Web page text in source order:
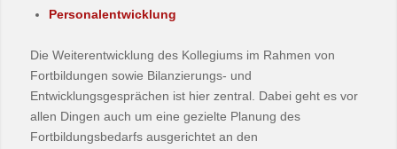
Personalentwicklung
Die Weiterentwicklung des Kollegiums im Rahmen von
Fortbildungen sowie Bilanzierungs- und
Entwicklungsgesprächen ist hier zentral. Dabei geht es vor
allen Dingen auch um eine gezielte Planung des
Fortbildungsbedarfs ausgerichtet an den